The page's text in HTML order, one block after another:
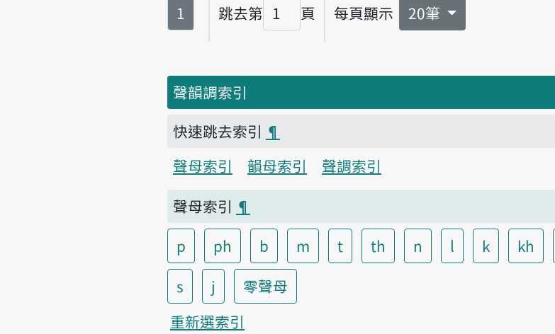
第
1 跳去第
頁碼
頁 每頁顯示 20筆
聲韻調索引
快速跳去索引 ¶
聲母索引
韻母索引
聲調索引
聲母索引 ¶
p
ph b m t th n l k kh
s
j
零聲母
重新選索引